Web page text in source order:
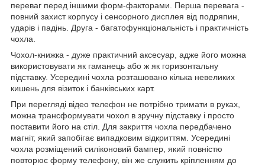
переваг перед іншими форм-факторами. Перша перевага -
повний захист корпусу і сенсорного дисплея від подряпин,
ударів і падінь. Друга - багатофункціональність і практичність
чохла.
Чохол-книжка - дуже практичний аксесуар, адже його можна
використовувати як гаманець або ж як горизонтальну
підставку. Усередині чохла розташовано кілька невеликих
кишень для візиток і банківських карт.
При перегляді відео телефон не потрібно тримати в руках,
можна трансформувати чохол в зручну підставку і просто
поставити його на стіл. Для закриття чохла передбачено
магніт, який запобігає випадковим відкриттям. Усередині
чохла розміщений силіконовий бампер, який повністю
повторює форму телефону, він же служить кріпленням до